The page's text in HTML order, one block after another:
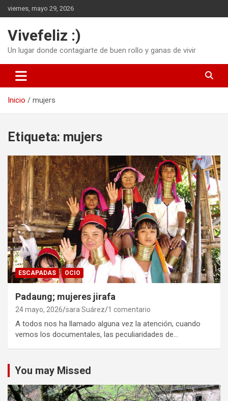
Saltar
al
viernes, mayo 29, 2026
Vivefeliz :)
Un lugar donde contagiarte de buen rollo y ganas de vivir
Inicio mujers
Etiqueta: mujers
ESCAPADAS OCIO
Padaung; mujeres jirafa
24 mayo, 2026 sara Suárez 1 comentario
A todos nos ha llamado alguna vez la atención, cuando
vemos los documentales, las peculiaridades de…
You may Missed